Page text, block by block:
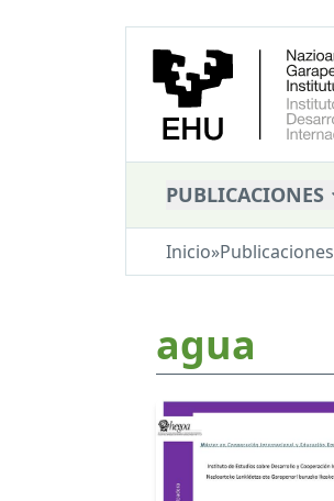
PUBLICACIONES
Inicio»Publicaciones
agua